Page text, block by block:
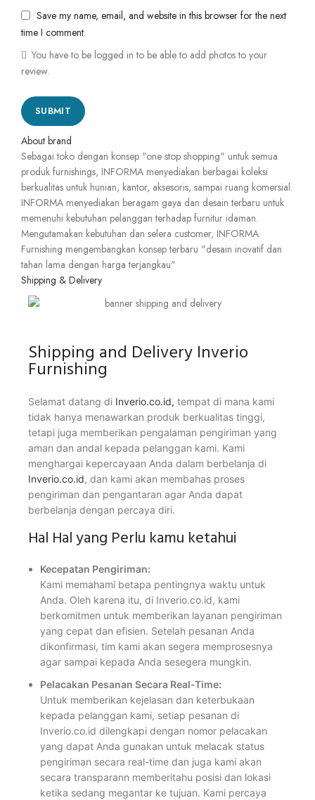
Save my name, email, and website in this browser for the next
time I comment.
You have to be logged in to be able to add photos to your
review.
About brand
Sebagai toko dengan konsep "one stop shopping" untuk semua
produk furnishings, INFORMA menyediakan berbagai koleksi
berkualitas untuk hunian, kantor, aksesoris, sampai ruang komersial.
INFORMA menyediakan beragam gaya dan desain terbaru untuk
memenuhi kebutuhan pelanggan terhadap furnitur idaman.
Mengutamakan kebutuhan dan selera customer, INFORMA
Furnishing mengembangkan konsep terbaru "desain inovatif dan
tahan lama dengan harga terjangkau"
Shipping & Delivery
Shipping and Delivery Inverio
Furnishing
Selamat datang di Inverio.co.id, tempat di mana kami
tidak hanya menawarkan produk berkualitas tinggi,
tetapi juga memberikan pengalaman pengiriman yang
aman dan andal kepada pelanggan kami. Kami
menghargai kepercayaan Anda dalam berbelanja di
Inverio.co.id, dan kami akan membahas proses
pengiriman dan pengantaran agar Anda dapat
berbelanja dengan percaya diri.
Hal Hal yang Perlu kamu ketahui
Kecepatan Pengiriman:
Kami memahami betapa pentingnya waktu untuk
Anda. Oleh karena itu, di Inverio.co.id, kami
berkomitmen untuk memberikan layanan pengiriman
yang cepat dan efisien. Setelah pesanan Anda
dikonfirmasi, tim kami akan segera memprosesnya
agar sampai kepada Anda sesegera mungkin.
Pelacakan Pesanan Secara Real-Time:
Untuk memberikan kejelasan dan keterbukaan
kepada pelanggan kami, setiap pesanan di
Inverio.co.id dilengkapi dengan nomor pelacakan
yang dapat Anda gunakan untuk melacak status
pengiriman secara real-time dan juga kami akan
secara transparann memberitahu posisi dan lokasi
ketika sedang megantar ke tujuan. Kami percaya